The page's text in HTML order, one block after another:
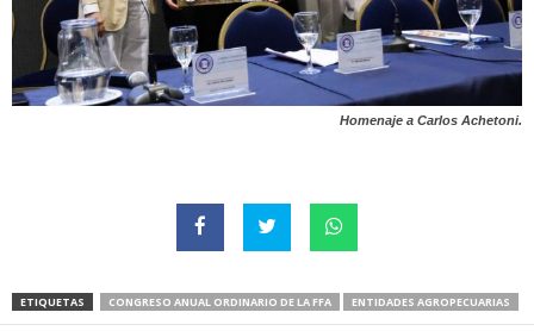
Homenaje a Carlos Achetoni.
ETIQUETAS CONGRESO ANUAL ORDINARIO DE LA FFA ENTIDADES AGROPECUARIAS